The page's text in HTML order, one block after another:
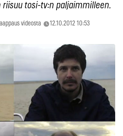
riisuu tosi-tv:n paljaimmilleen.
videosta 12.10.2012 10:53